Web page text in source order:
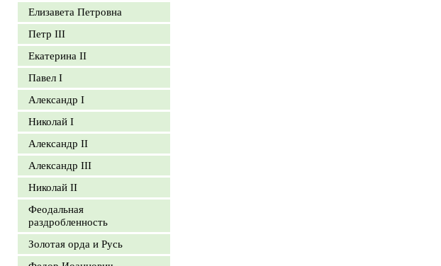
Елизавета Петровна
Петр III
Екатерина II
Павел I
Александр I
Николай I
Александр II
Александр III
Николай II
Феодальная
раздробленность
Золотая орда и Русь